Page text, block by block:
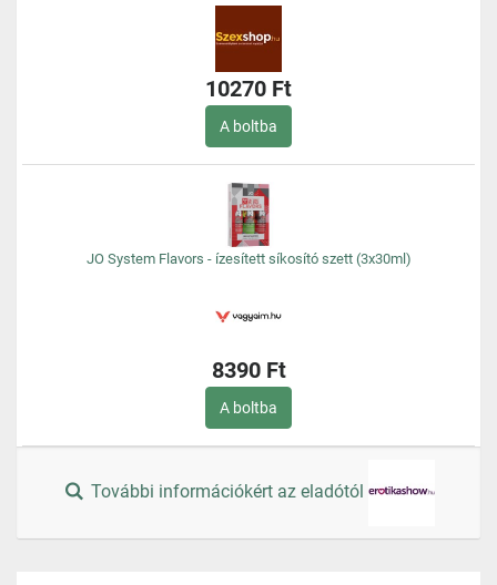
10270 Ft
A boltba
JO System Flavors - ízesített síkosító szett (3x30ml)
8390 Ft
A boltba
További információkért az eladótól